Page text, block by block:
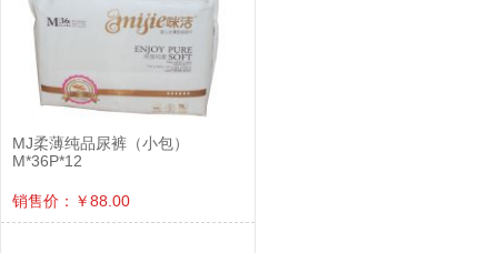
MJ柔薄纯品尿裤（小包）
M*36P*12
销售价：￥88.00